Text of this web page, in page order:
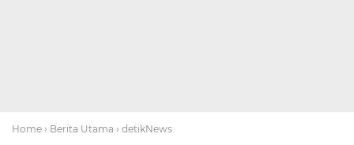
Home › Berita Utama › detikNews